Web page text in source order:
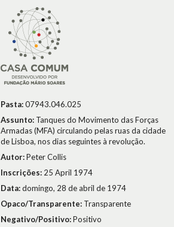
Pasta:07943.046.025
Assunto: Tanques do Movimento das Forças
Armadas (MFA) circulando pelas ruas da cidade
de Lisboa, nos dias seguintes à revolução.
Autor:Peter Collis
Inscrições: 25 April 1974
Data:domingo, 28 de abril de 1974
Opaco/Transparente: Transparente
Negativo/Positivo:Positivo